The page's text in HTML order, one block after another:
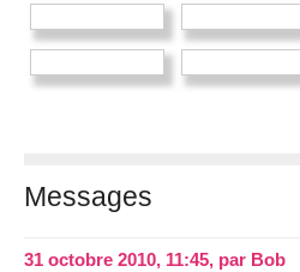
Messages
31 octobre 2010, 11:45, par Bob